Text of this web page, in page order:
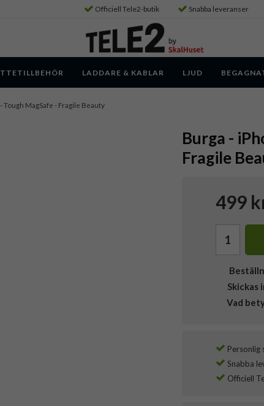
Officiell Tele2-butik Snabba leveranser
LADDARE & KABLAR LJUD
Tough MagSafe - Fragile Beauty
Burga -
Fragile
499
Skickas
Vad
Personlig
Snabba
Officiell